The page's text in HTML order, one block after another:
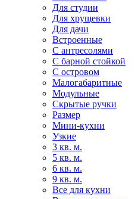
Для студии
Для хрущевки
Для дачи
Встроенные
С антресолями
С барной стойкой
С островом
Малогабаритные
Модульные
Скрытые ручки
Размер
Мини-кухни
Узкие
3 кв. м.
5 кв. м.
6 кв. м.
9 кв. м.
Все для кухни